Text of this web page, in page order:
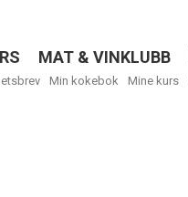
MAT & VINKLUBB
Min kokebok Mine kurs